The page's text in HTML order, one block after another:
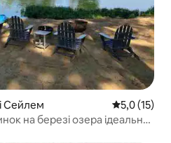
Сейлем Середня
5,0 (15)
на березі озера ідеально